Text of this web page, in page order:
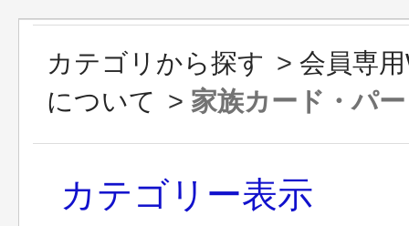
カテゴリから探す > 会員専
について > 家族カード・パ
カテゴリー表示